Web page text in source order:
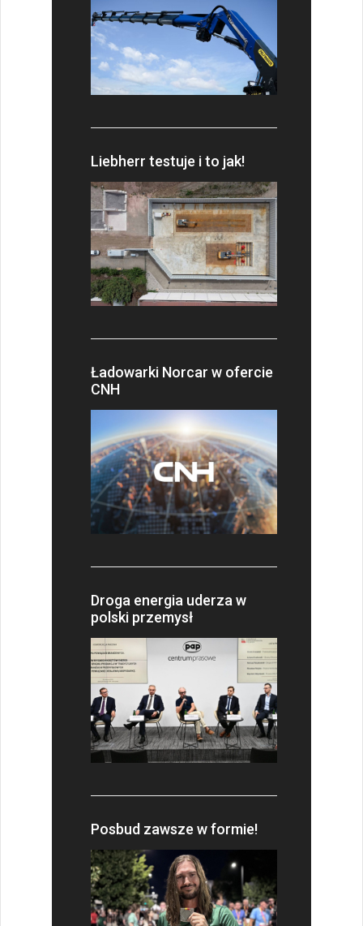
Liebherr testuje i to jak!
Ładowarki Norcar w ofercie
CNH
Droga energia uderza w
polski przemysł
Posbud zawsze w formie!